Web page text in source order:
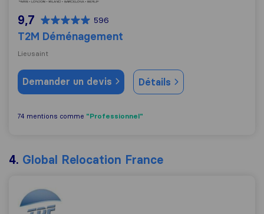
9,7 596
T2M Déménagement
Lieusaint
Demander un devis Détails
74 mentions comme "Professionnel"
4. Global Relocation France
Global Relocation France